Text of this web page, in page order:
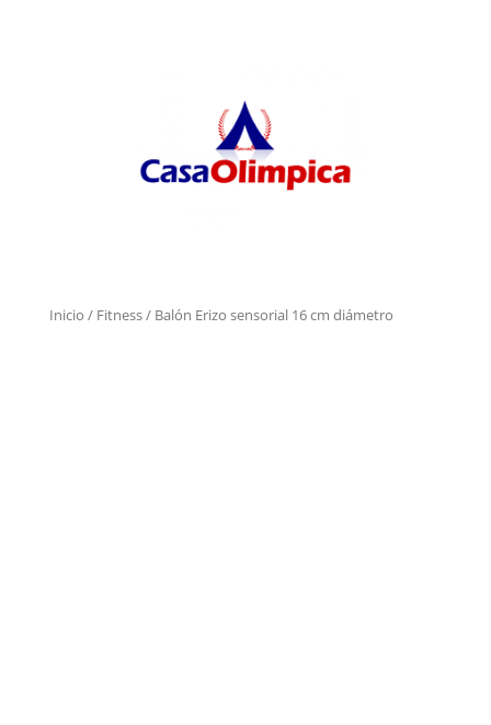
Inicio / Fitness/ Balón Erizo sensorial 16 cm diámetro